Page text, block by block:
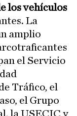
los vehículos
La
amplio
el Servicio
Tráfico, el
el Grupo
la USECIC y